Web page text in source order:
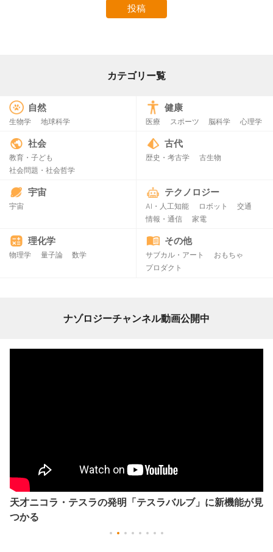
カテゴリー覧
自然
生物学 地球科学
健康
医療 スポーツ 脳科学 心理学
社会
教育・子ども
社会問題・社会哲学
古代
歴史・考古学 古生物
宇宙
宇宙
テクノロジー
AI・人工知能 ロボット
交通
情報・通信
家電
理化学
物理学 量子論 数学
その他
サブカル・アート
おもちゃ
プロダクト
ナゾロジーチャンネル動画公開中
天才ニコラ・テスラの発明「テスラバルブ」に新機能が見
つかる